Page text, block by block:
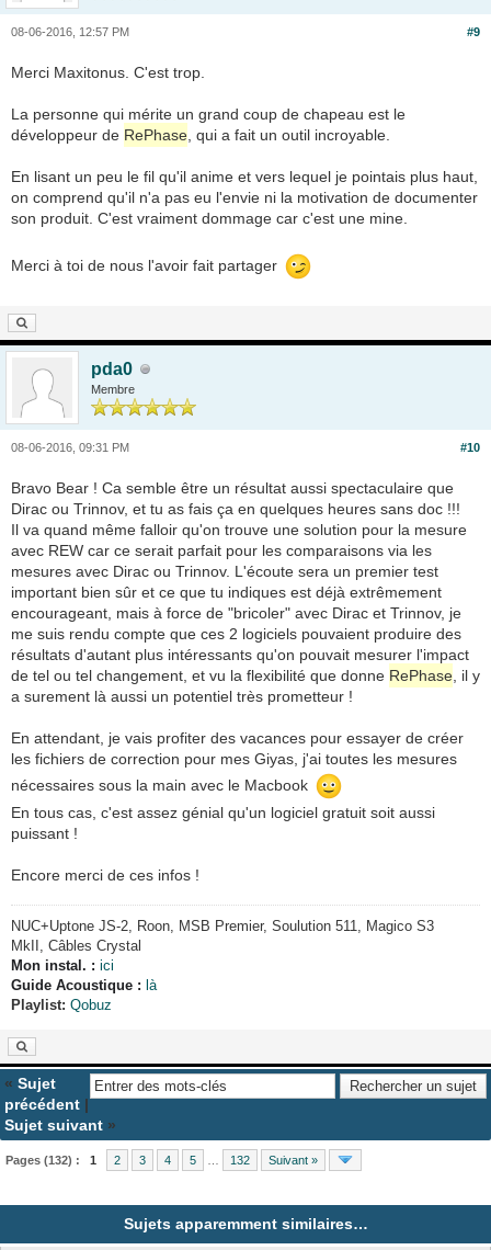
#9
08-06-2016, 12:57 PM
Merci Maxitonus. C'est trop.
La personne qui mérite un grand coup de chapeau est le
développeur de RePhase , qui a fait un outil incroyable.
En lisant un peu le fil qu'il anime et vers lequel je pointais plus haut,
on comprend qu'il n'a pas eu l'envie ni la motivation de documenter
son produit. C'est vraiment dommage car c'est une mine.
Merci à toi de nous l'avoir fait partager
pda0
Membre
#10
08-06-2016, 09:31 PM
Bravo Bear ! Ca semble être un résultat aussi spectaculaire que
Dirac ou Trinnov, et tu as fais ça en quelques heures sans doc !!!
Il va quand même falloir qu'on trouve une solution pour la mesure
avec REW car ce serait parfait pour les comparaisons via les
mesures avec Dirac ou Trinnov. L'écoute sera un premier test
important bien sûr et ce que tu indiques est déjà extrêmement
encourageant, mais à force de "bricoler" avec Dirac et Trinnov, je
me suis rendu compte que ces 2 logiciels pouvaient produire des
résultats d'autant plus intéressants qu'on pouvait mesurer l'impact
de tel ou tel changement, et vu la flexibilité que donne RePhase , il y
a surement là aussi un potentiel très prometteur !
En attendant, je vais profiter des vacances pour essayer de créer
les fichiers de correction pour mes Giyas, j'ai toutes les mesures
nécessaires sous la main avec le Macbook
En tous cas, c'est assez génial qu'un logiciel gratuit soit aussi
puissant !
Encore merci de ces infos !
NUC+Uptone JS-2, Roon, MSB Premier, Soulution 511, Magico S3
MkII, Câbles Crystal
Mon instal. : ici
Guide Acoustique : là
Playlist: Qobuz
« Sujet
précédent |
Sujet suivant »
Pages (132) : 1 2 3 4 5 132 Suivant »
Sujets apparemment similaires…